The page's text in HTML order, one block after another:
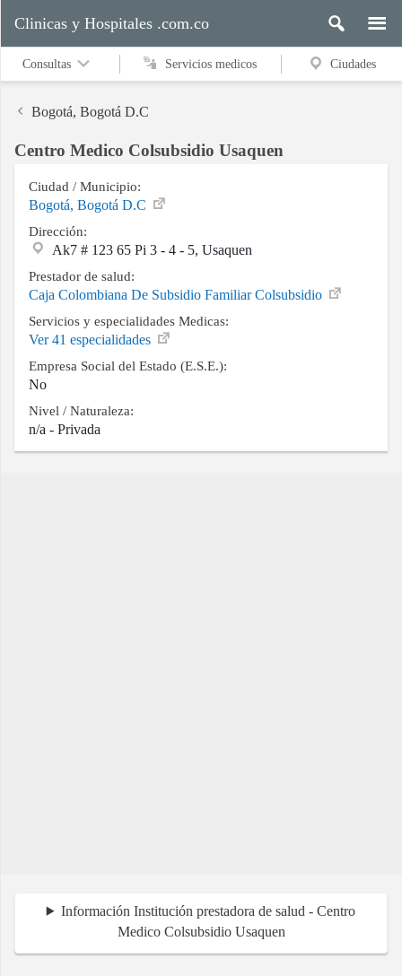
medicos
Ciudades
Buscar
Contacto
Clinicas y Hospitales .com.co
Consultas Servicios medicos Ciudades
Bogotá, Bogotá D.C
Centro Medico Colsubsidio Usaquen
Ciudad / Municipio:
Bogotá, Bogotá D.C
Dirección:
Ak7 # 123 65 Pi 3 - 4 - 5, Usaquen
Prestador de salud:
Caja Colombiana De Subsidio Familiar Colsubsidio
Servicios y especialidades Medicas:
Ver 41 especialidades
Empresa Social del Estado (E.S.E.):
No
Nivel / Naturaleza:
n/a - Privada
Información Institución prestadora de salud - Centro
Medico Colsubsidio Usaquen